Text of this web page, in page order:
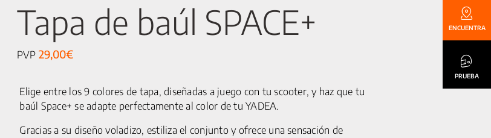
Tapa de baúl SPACE+
PVP 29,00€
Elige entre los 9 colores de tapa, diseñadas a juego con tu scooter, y haz que tu
baúl Space+ se adapte perfectamente al color de tu YADEA.
Gracias a su diseño voladizo, estiliza el conjunto y ofrece una sensación de
ENCUENTRA
PRUEBA